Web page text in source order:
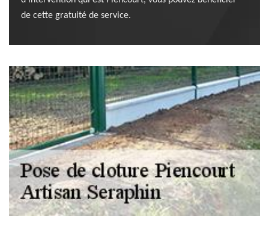
de cette gratuité de service.